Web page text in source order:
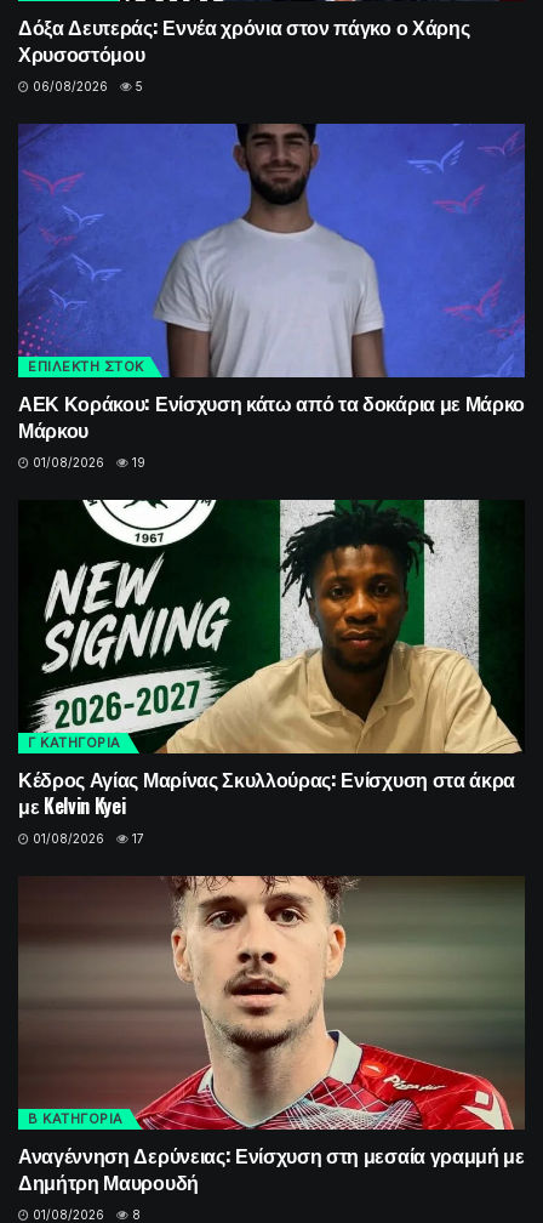
Δόξα Δευτεράς: Εννέα χρόνια στον πάγκο ο Χάρης
Χρυσοστόμου
06/08/2026 5
ΕΠΙΛΕΚΤΗ ΣΤΟΚ
ΑΕΚ Κοράκου: Ενίσχυση κάτω από τα δοκάρια με Μάρκο
Μάρκου
01/08/2026 19
Γ ΚΑΤΗΓΟΡΙΑ
Κέδρος Αγίας Μαρίνας Σκυλλούρας: Ενίσχυση στα άκρα
με Kelvin Kyei
01/08/2026 17
Β ΚΑΤΗΓΟΡΙΑ
Αναγέννηση Δερύνειας: Ενίσχυση στη μεσαία γραμμή με
Δημήτρη Μαυρουδή
01/08/2026 8